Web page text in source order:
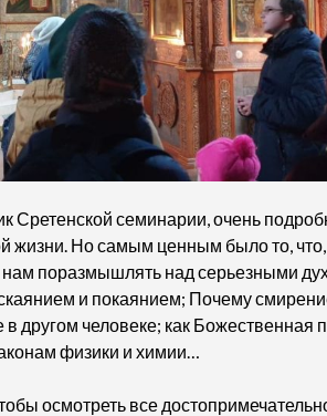
Сретенской семинарии, очень
жизни. Но самым ценным было то, что,
нам поразмышлять над серьезными
и покаянием; Почему
другом человеке; как Божественная
физики и химии…
осмотреть все